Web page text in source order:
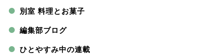
別室 料理とお菓子
編集部ブログ
ひとやすみ中の連載